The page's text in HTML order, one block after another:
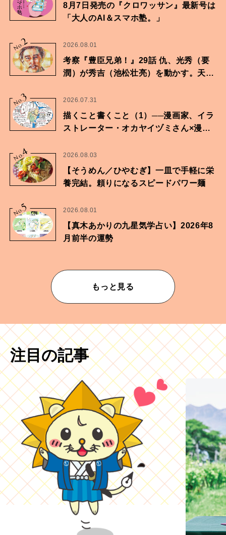
8月7日発売の『クロワッサン』最新号は
「大人のAI＆スマホ塾。」
No.2 2026.08.01
考察『豊臣兄弟！』29話 仇、光秀（要
潤）が秀吉（池松壮亮）を動かす。天下
No.3 2026.07.31
描くこと書くこと（1）──漫画家、イラ
ストレーター・オカヤイヅミさん×漫画
No.
4 2026.08.03
【そうめん／ひやむぎ】一皿で手軽に栄
養完結。頼りになるスピードパワー麺
No.5 2026.08.01
【真木あかりの九星気学占い】2026年8
月前半の運勢
もっと見る
注目の記事